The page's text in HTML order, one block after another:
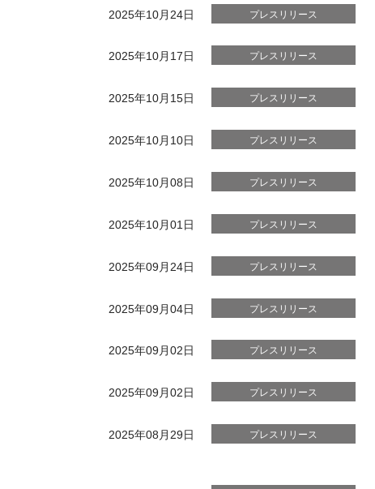
2025年10月24日 プレスリリース
2025年10月17日 プレスリリース
2025年10月15日 プレスリリース
2025年10月10日 プレスリリース
2025年10月08日 プレスリリース
2025年10月01日 プレスリリース
2025年09月24日 プレスリリース
2025年09月04日 プレスリリース
2025年09月02日 プレスリリース
2025年09月02日 プレスリリース
2025年08月29日 プレスリリース